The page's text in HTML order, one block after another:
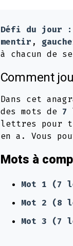
Défi du jour :
mentir ,
à chacun de
Comment
Dans cet
des mots de 7
lettres pour
en a. Vous
Mots à
Mot 1 (7
Mot 2 (8
Mot 3 (7